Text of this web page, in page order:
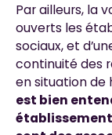
Par ailleurs, la
ouverts les
sociaux, et
continuité des
en situation de
est bien